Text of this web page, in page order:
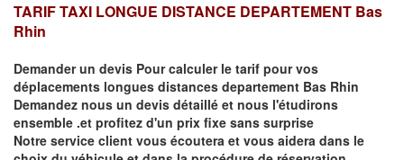
TARIF TAXI LONGUE DISTANCE DEPARTEMENT Bas
Rhin
Demander un devis Pour calculer le tarif pour vos
déplacements longues distances departement Bas Rhin
Demandez nous un devis détaillé et nous l'étudirons
ensemble .et profitez d'un prix fixe sans surprise
Notre service client vous écoutera et vous aidera dans le